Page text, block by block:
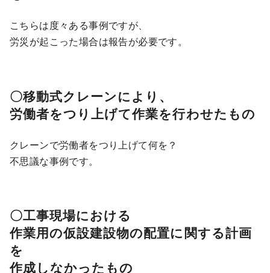
こちらは度々ある事例ですが、
労災が起こった場合は報告が必要です。
〇移動式クレーンにより、
労働者をつり上げて作業を行わせたもの
クレーンで労働者をつり上げて何を？
不思議な事例です。
〇工事現場における
作業用の仮設建設物の配置に関する計画
を
作成しなかったもの